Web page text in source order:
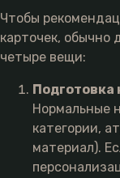
Чтобы
карточек, обычно
четыре вещи:
Подготовка
Нормальные
категории,
материал).